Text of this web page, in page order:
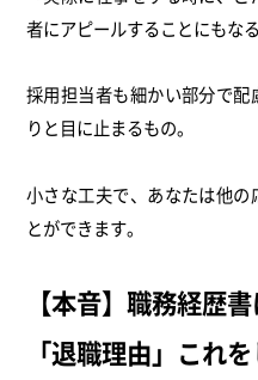
者にアピールすることにもなる
採用担当者も細かい部分で
りと目に止まるもの。
小さな工夫で、あなたは他
とができます。
【本音】職務経歴
「退職理由」これ